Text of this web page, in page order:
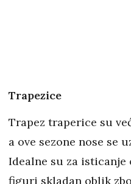
Trapezice
Trapez traperice su
a ove sezone nose se
Idealne su za isticanje
figuri skladan oblik